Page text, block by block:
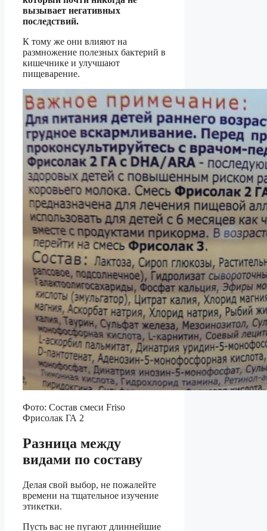
вызывает негативных
последствий.
К тому же они влияют на
размножение полезных бактерий в
кишечнике и улучшают
пищеварение.
Фото: Состав смеси Friso
Фрисолак ГА 2
Разница между
видами по составу
Делая свой выбор, не пожалейте
времени на тщательное изучение
этикетки.
Пусть вас не пугают длиннейшие